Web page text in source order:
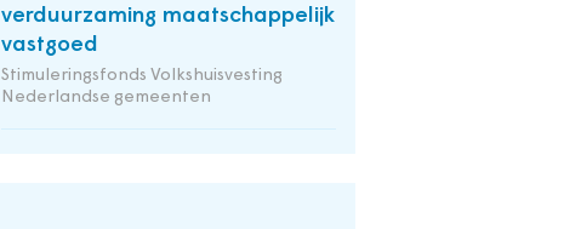
verduurzaming maatschappelijk
vastgoed
Stimuleringsfonds Volkshuisvesting
Nederlandse gemeenten